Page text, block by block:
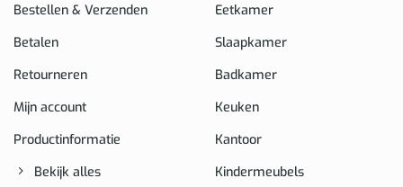
Bestellen & Verzenden
Betalen
Retourneren
Mijn account
Productinformatie
Bekijk alles
Eetkamer
Slaapkamer
Badkamer
Keuken
Kantoor
Kindermeubels